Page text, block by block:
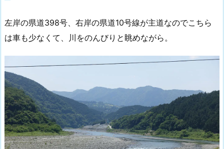
左岸の県道398号、右岸の県道10号線が主道なのでこちら
は車も少なくて、川をのんびりと眺めながら。